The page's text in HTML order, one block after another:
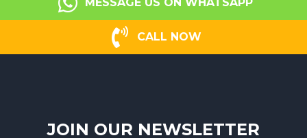
CALL NOW
JOIN OUR NEWSLETTER